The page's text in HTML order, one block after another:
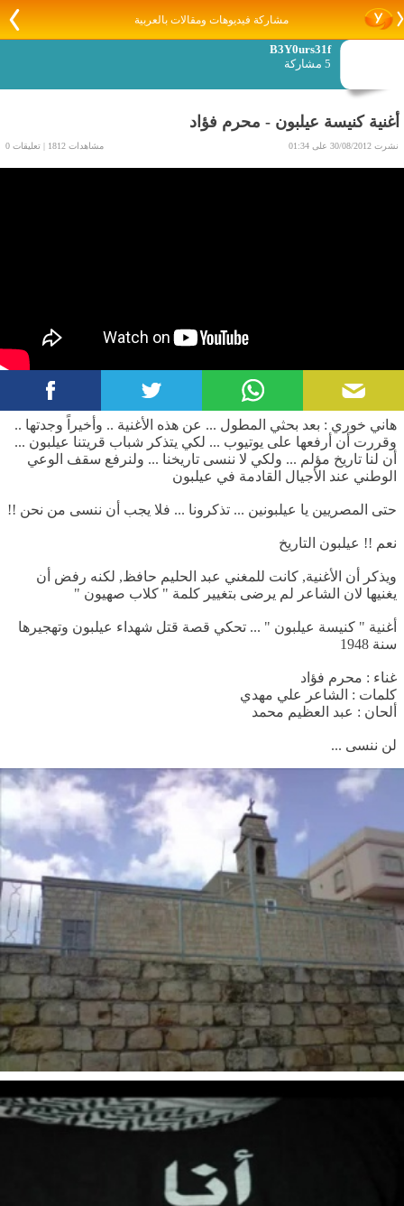
مشاركة فيديوهات ومقالات بالعربية
B3Y0urs31f
5 مشاركة
أغنية كنيسة عيلبون - محرم فؤاد
نشرت 30/08/2012 على 01:34 مشاهدات 1812 | تعليقات 0
هاني خوري : بعد بحثي المطول ... عن هذه الأغنية .. وأخيراً وجدتها ..
وقررت أن أرفعها على يوتيوب ... لكي يتذكر شباب قريتنا عيلبون ...
أن لنا تاريخ مؤلم ... ولكي لا ننسى تاريخنا ... ولنرفع سقف الوعي
الوطني عند الأجيال القادمة في عيلبون
حتى المصريين يا عيلبونين ... تذكرونا ... فلا يجب أن ننسى من نحن !!
نعم !! عيلبون التاريخ
ويذكر أن الأغنية, كانت للمغني عبد الحليم حافظ, لكنه رفض أن
يغنيها لان الشاعر لم يرضى بتغيير كلمة " كلاب صهيون "
أغنية " كنيسة عيلبون " ... تحكي قصة قتل شهداء عيلبون وتهجيرها
سنة 1948
غناء : محرم فؤاد
كلمات : الشاعر علي مهدي
ألحان : عبد العظيم محمد
لن ننسى ...